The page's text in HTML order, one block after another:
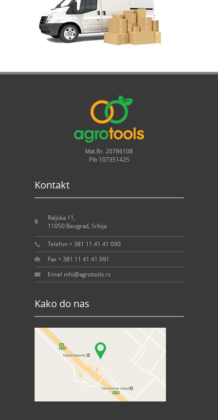
Mat.Br. 20786108
Pib 107351425
Kontakt
Raljska 11,
11050 Beograd, Srbija
Telefon + 381 11 41 41 090
Fax + 381 11 41 41 091
Email info@agrotools.rs
Kako do nas